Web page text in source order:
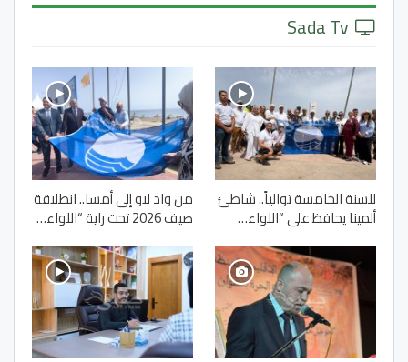
للسنة الخامسة توالياً.. شاطئ
ألمينا يحافظ على “اللواء…
من واد لاو إلى أمسا.. انطلاقة
صيف 2026 تحت راية “اللواء…